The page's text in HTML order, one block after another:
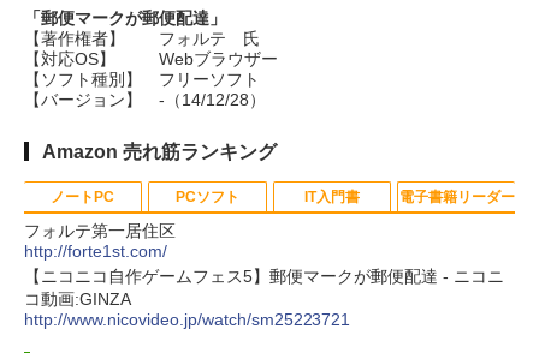
「郵便マークが郵便配達」
【著作権者】
フォルテ 氏
【対応OS】
Webブラウザー
【ソフト種別】
フリーソフト
【バージョン】
-（14/12/28）
Amazon 売れ筋ランキング
ノートPC
Apple 2026 MacBook Neo A18 Pr
oチップ搭載13インチノートブッ
PCソフト
Robloxギフトカード - 800 Robux
【限定バーチャルアイテムを含
IT入門書
生成AIパスポート公式テキスト 第
４版
電子書籍リーダー
Kindle Paperwhite シグニチャー
エディション (32GB) 7インチディ
フォルテ第一居住区
http://forte1st.com/
【ニコニコ自作ゲームフェス5】郵便マークが郵便配達 - ニコニ
コ動画:GINZA
http://www.nicovideo.jp/watch/sm25223721